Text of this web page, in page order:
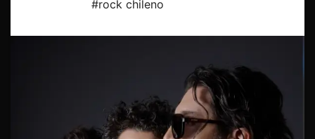
#rock chileno